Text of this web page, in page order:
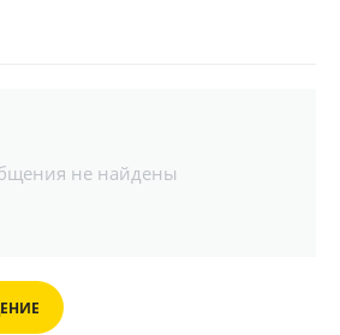
не найдены